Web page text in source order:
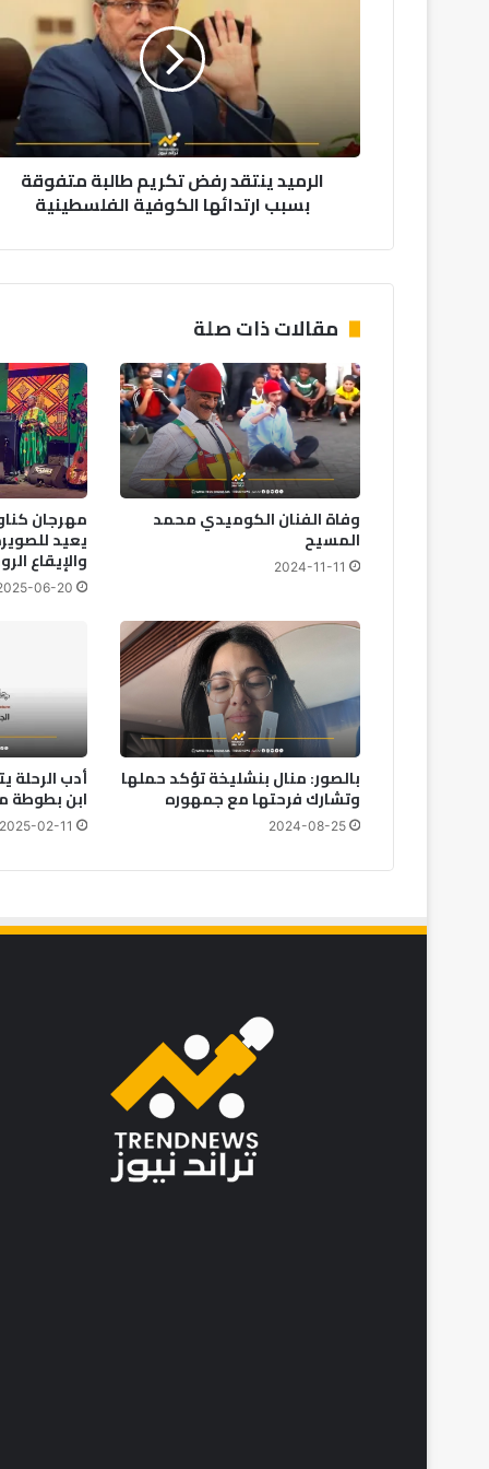
ارتدائها
الكوفية
الفلسطينيةالرميد ينتقد رفض تكريم طالبة متفوقة
بسبب ارتدائها الكوفية الفلسطينية
مقالات ذات صلة
وفاة الفنان الكوميدي محمد
المسيح
2024-11-11
مهرجان
يعيد
والإيقاع
06-20
بالصور: منال بنشليخة تؤكد حملها
وتشارك فرحتها مع جمهوره
2024-08-25
ابن بطوطة
2025-02-11